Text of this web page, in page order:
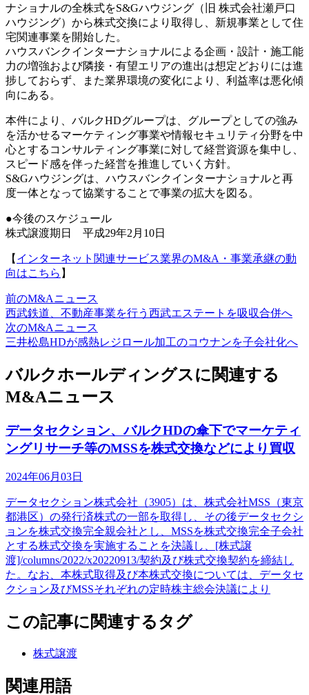
ナショナルの全株式をS&Gハウジング（旧 株式会社瀬戸口
ハウジング）から株式交換により取得し、新規事業として住
宅関連事業を開始した。
ハウスバンクインターナショナルによる企画・設計・施工能
力の増強および隣接・有望エリアの進出は想定どおりには進
捗しておらず、また業界環境の変化により、利益率は悪化傾
向にある。
本件により、バルクHDグループは、グループとしての強み
を活かせるマーケティング事業や情報セキュリティ分野を中
心とするコンサルティング事業に対して経営資源を集中し、
スピード感を伴った経営を推進していく方針。
S&Gハウジングは、ハウスバンクインターナショナルと再
度一体となって協業することで事業の拡大を図る。
●今後のスケジュール
株式譲渡期日 平成29年2月10日
【 インターネット関連サービス業界のM&A・事業承継の動
向はこちら 】
前のM&Aニュース
西武鉄道、不動産事業を行う西武エステートを吸収合併へ
次のM&Aニュース
三井松島HDが感熱レジロール加工のコウナンを子会社化へ
バルクホールディングスに関連する
M&Aニュース
データセクション、バルクHDの傘下でマーケティ
ングリサーチ等のMSSを株式交換などにより買収
2024年06月03日
データセクション株式会社（3905）は、株式会社MSS（東京
都港区）の発行済株式の一部を取得し、その後データセクシ
ョンを株式交換完全親会社とし、MSSを株式交換完全子会社
とする株式交換を実施することを決議し、[株式譲
渡]/columns/2022/x20220913/契約及び株式交換契約を締結し
た。なお、本株式取得及び本株式交換については、データセ
クション及びMSSそれぞれの定時株主総会決議により
この記事に関連するタグ
株式譲渡
関連用語